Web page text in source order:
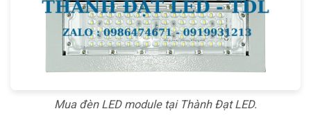
Mua đèn LED module tại Thành Đạt LED.